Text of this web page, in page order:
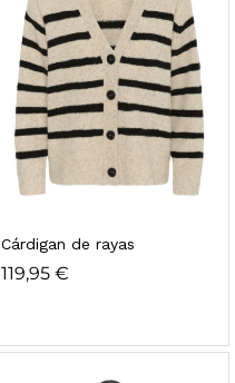
Cárdigan de rayas
119,95 €